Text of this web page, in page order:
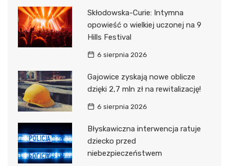
Skłodowska-Curie: Intymna
opowieść o wielkiej uczonej na 9
Hills Festival
6 sierpnia 2026
Gajowice zyskają nowe oblicze
dzięki 2,7 mln zł na rewitalizację!
6 sierpnia 2026
Błyskawiczna interwencja ratuje
dziecko przed
niebezpieczeństwem